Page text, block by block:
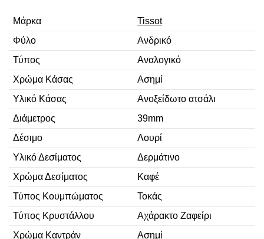
Μάρκα
Tissot
Φύλο
Ανδρικό
Τύπος
Αναλογικό
Χρώμα Κάσας
Ασημί
Υλικό Κάσας
Ανοξείδωτο ατσάλι
Διάμετρος
39mm
Δέσιμο
Λουρί
Υλικό Δεσίματος
Δερμάτινο
Χρώμα Δεσίματος
Καφέ
Τύπος Κουμπώματος
Τοκάς
Τύπος Κρυστάλλου
Αχάρακτο Ζαφείρι
Χρώμα Καντράν
Ασημί